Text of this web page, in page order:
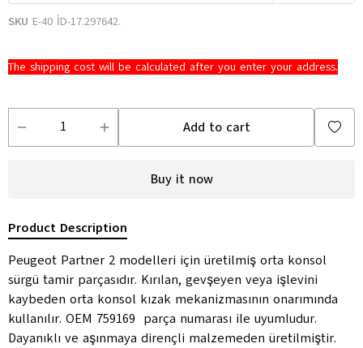
SKU E-40 İD-17.297642.
The shipping cost will be calculated after you enter your address.
Add to cart
Buy it now
Product Description
Peugeot Partner 2 modelleri için üretilmiş orta konsol
sürgü tamir parçasıdır. Kırılan, gevşeyen veya işlevini
kaybeden orta konsol kızak mekanizmasının onarımında
kullanılır. OEM 759169 parça numarası ile uyumludur.
Dayanıklı ve aşınmaya dirençli malzemeden üretilmiştir.